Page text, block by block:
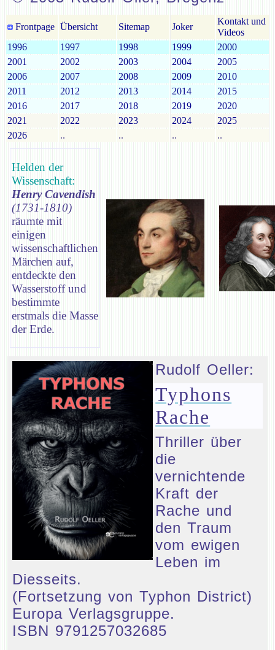
Frontpage Übersicht Sitemap Joker
Kontakt und
Videos
1996
1997 1998 1999
2000
2001
2002 2003 2004
2005
2006
2007 2008 2009
2010
2011
2012 2013 2014
2015
2016
2017 2018 2019
2020
2021
2022 2023 2024
2025
2026
.. .. .. ..
Helden der
Wissenschaft:
Henry Cavendish
(1731-1810)
räumte mit
einigen
wissenschaftlichen
Märchen auf,
entdeckte den
Wasserstoff und
bestimmte
erstmals die Masse
der Erde.
Rudolf Oeller:
Typhons
Rache
Thriller über
die
vernichtende
Kraft der
Rache und
den Traum
vom ewigen
Leben im
Diesseits.
(Fortsetzung von Typhon District)
Europa Verlagsgruppe.
ISBN 9791257032685